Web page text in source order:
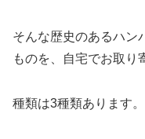
そんな歴史のあるハン
ものを、自宅でお取り
種類は3種類あります。